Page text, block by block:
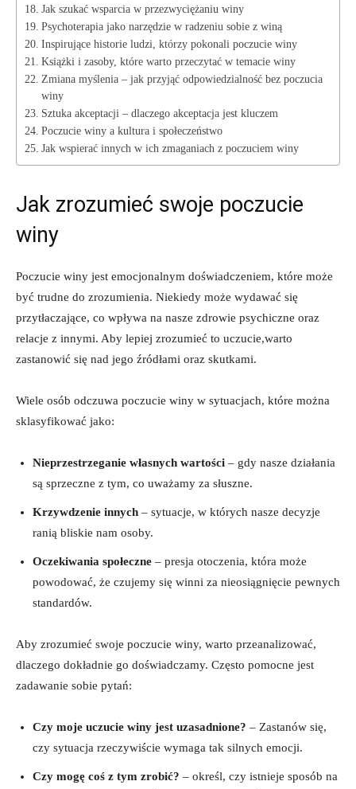
Jak szukać wsparcia w ‍przezwyciężaniu ‌winy
Psychoterapia jako narzędzie ⁤w radzeniu ‍sobie ⁣z winą
Inspirujące historie ⁤ludzi, którzy pokonali poczucie winy
Książki i zasoby, które ⁢warto przeczytać w temacie winy
Zmiana myślenia – ⁤jak przyjąć odpowiedzialność bez poczucia‌
winy
Sztuka akceptacji ⁣– dlaczego ‍akceptacja ⁣jest kluczem
Poczucie winy a kultura i społeczeństwo
Jak wspierać innych ⁢w ​ich zmaganiach z poczuciem‌ winy
Jak zrozumieć swoje poczucie​
winy
Poczucie winy jest emocjonalnym doświadczeniem,⁢ które może
być trudne‍ do zrozumienia. Niekiedy może wydawać się
przytłaczające,‍ co wpływa na nasze ⁢zdrowie​ psychiczne‌ oraz​
relacje ​z innymi. Aby lepiej zrozumieć​ to‍ uczucie,warto
⁣zastanowić się nad jego źródłami oraz skutkami.
Wiele osób odczuwa poczucie ​winy w ⁢sytuacjach, które można
sklasyfikować jako:
Nieprzestrzeganie⁤ własnych wartości – gdy‍ nasze działania
są ‌sprzeczne z tym, co uważamy za ⁣słuszne.
Krzywdzenie innych – sytuacje,⁤ w​ których nasze decyzje
ranią bliskie nam osoby.
Oczekiwania społeczne – presja otoczenia, która może
powodować, że czujemy ​się ⁣winni za nieosiągnięcie⁤ pewnych
standardów.
Aby zrozumieć swoje ‌poczucie winy, warto przeanalizować,
dlaczego dokładnie go doświadczamy. Często ⁢pomocne jest
zadawanie sobie pytań:
Czy moje uczucie winy jest uzasadnione? – Zastanów ⁤się,
czy⁣ sytuacja ‍rzeczywiście wymaga tak‍ silnych emocji.
Czy⁤ mogę coś z tym zrobić? – określ, czy istnieje sposób na